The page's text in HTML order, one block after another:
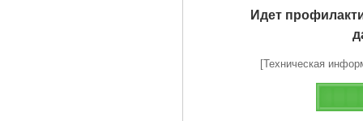
Идет
[Техническая